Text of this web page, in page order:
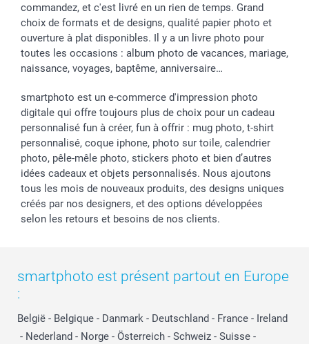
commandez, et c'est livré en un rien de temps. Grand
choix de formats et de designs, qualité papier photo et
ouverture à plat disponibles. Il y a un livre photo pour
toutes les occasions : album photo de vacances, mariage,
naissance, voyages, baptême, anniversaire…
smartphoto est un e-commerce d'impression photo
digitale qui offre toujours plus de choix pour un cadeau
personnalisé fun à créer, fun à offrir : mug photo, t-shirt
personnalisé, coque iphone, photo sur toile, calendrier
photo, pêle-mêle photo, stickers photo et bien d’autres
idées cadeaux et objets personnalisés. Nous ajoutons
tous les mois de nouveaux produits, des designs uniques
créés par nos designers, et des options développées
selon les retours et besoins de nos clients.
smartphoto est présent partout en Europe
:
België - Belgique - Danmark - Deutschland - France - Ireland
- Nederland - Norge - Österreich - Schweiz - Suisse -